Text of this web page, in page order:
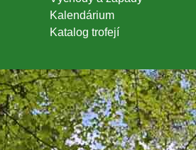
Kalendárium
Katalog trofejí